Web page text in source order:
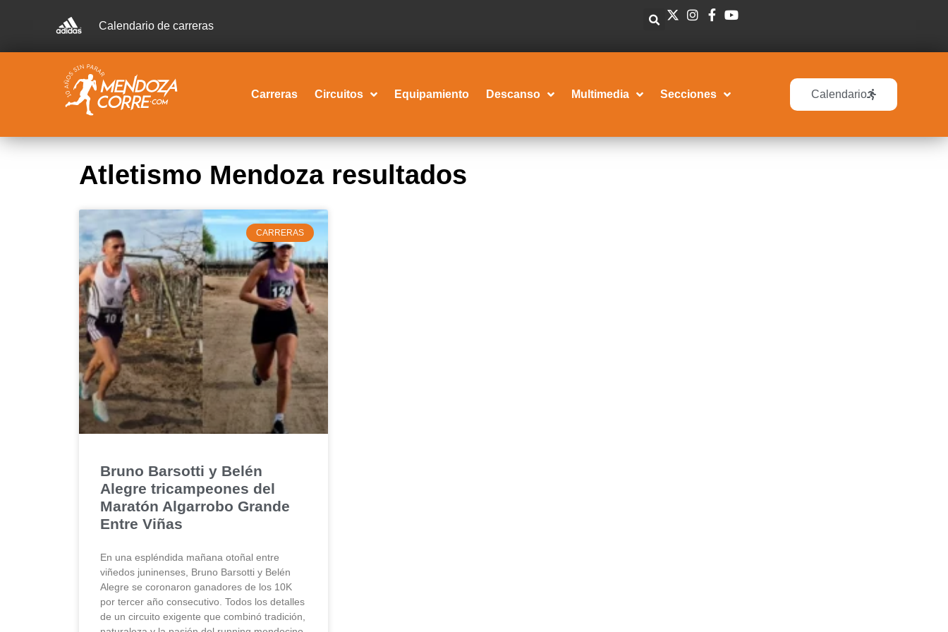
Calendario de carreras
Carreras Circuitos Equipamiento Descanso Multimedia Secciones Calendario
Atletismo Mendoza resultados
CARRERAS
Bruno Barsotti y Belén
Alegre tricampeones del
Maratón Algarrobo Grande
Entre Viñas
En una espléndida mañana otoñal entre
viñedos juninenses, Bruno Barsotti y Belén
Alegre se coronaron ganadores de los 10K
por tercer año consecutivo. Todos los detalles
de un circuito exigente que combinó tradición,